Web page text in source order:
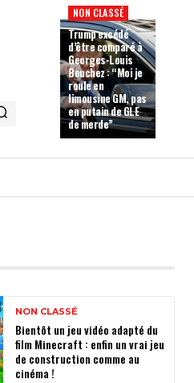
NON CLASSÉ
Trump excédé
d’être comparé à
Georges-Louis
Bouchez : “Moi je
roule en
limousine GM, pas
en putain de GLE
de merde”
NON CLASSÉ
Bientôt un jeu vidéo adapté du
film Minecraft : enfin un vrai jeu
de construction comme au
cinéma !